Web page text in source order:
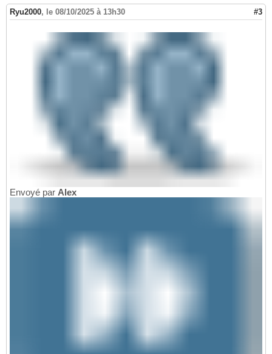
Ryu2000, le 08/10/2025 à 13h30 #3
Envoyé par Alex